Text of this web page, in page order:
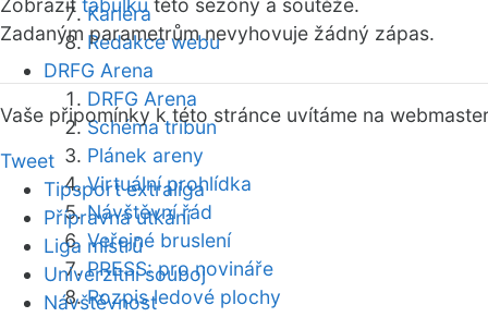
Kariéra
Redakce webu
DRFG Arena
DRFG Arena
Schéma tribun
Plánek areny
Virtuální prohlídka
Návštěvní řád
Veřejné bruslení
PRESS: pro novináře
Rozpis ledové plochy
Zobrazit tabulku této sezóny a soutěže.
Zadaným parametrům nevyhovuje žádný zápas.
Vaše připomínky k této stránce uvítáme na webmaster
Tweet
Tipsport extraliga
Přípravná utkání
Liga mistrů
Univerzitní souboj
Návštěvnost